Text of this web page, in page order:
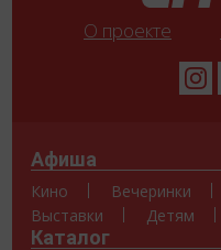
О проекте
Афиша
Кино Вечеринки
Выставки
Детям
Каталог